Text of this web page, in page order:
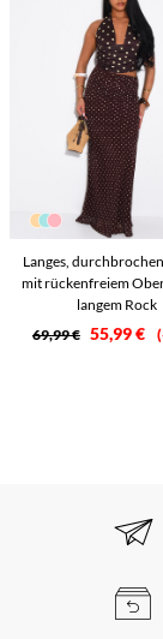
Langes,
mit rückenfreiem
langem Rock
69,99 € 55,99 €